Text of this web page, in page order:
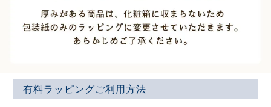
有料ラッピングご利用方法